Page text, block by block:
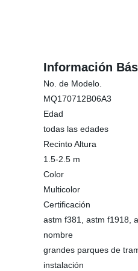
Información
No. de Modelo.
MQ170712B06A3
Edad
todas las edades
Recinto Altura
1.5-2.5 m
Color
Multicolor
Certificación
astm f381, astm f1918,
nombre
grandes parques de
instalación